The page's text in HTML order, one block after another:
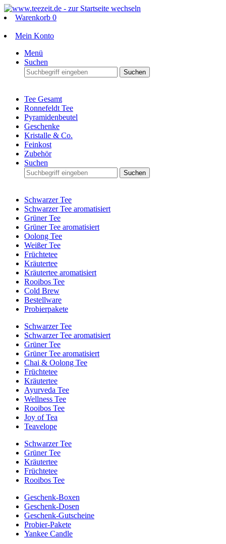
Warenkorb 0
Mein Konto
Menü
Suchen
Suchen
Tee Gesamt
Ronnefeldt Tee
Pyramidenbeutel
Geschenke
Kristalle & Co.
Feinkost
Zubehör
Suchen
Suchen
Schwarzer Tee
Schwarzer Tee aromatisiert
Grüner Tee
Grüner Tee aromatisiert
Oolong Tee
Weißer Tee
Früchtetee
Kräutertee
Kräutertee aromatisiert
Rooibos Tee
Cold Brew
Bestellware
Probierpakete
Schwarzer Tee
Schwarzer Tee aromatisiert
Grüner Tee
Grüner Tee aromatisiert
Chai & Oolong Tee
Früchtetee
Kräutertee
Ayurveda Tee
Wellness Tee
Rooibos Tee
Joy of Tea
Teavelope
Schwarzer Tee
Grüner Tee
Kräutertee
Früchtetee
Rooibos Tee
Geschenk-Boxen
Geschenk-Dosen
Geschenk-Gutscheine
Probier-Pakete
Yankee Candle